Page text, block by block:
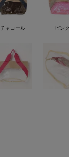
チャコール ピンク